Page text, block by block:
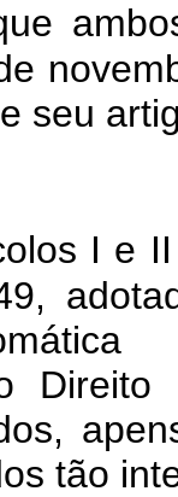
seu
I e
Direito
tão